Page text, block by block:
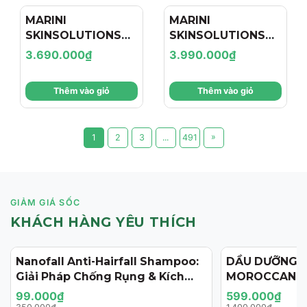
MARINI
SKINSOLUTIONS
Duality™ – Tinh
Chất Hỗ Trợ Giảm
Mụn Và Cải Thiện
Dấu Hiệu Lão Hóa
3.690.000₫
Thêm vào giỏ
MARINI
SKINSOLUTIONS
Transformation
Face Cream – Kem
Dưỡng Hỗ Trợ Tái
Tạo, Giảm Nếp
Nhăn Và Săn Chắc
Da
3.990.000₫
Thêm vào giỏ
1 2 3 ... 491 »
GIẢM GIÁ SỐC
KHÁCH HÀNG YÊU THÍCH
- 72%
Nanofall Anti-Hairfall Shampoo:
Giải Pháp Chống Rụng & Kích
Thích Mọc Tóc Chuẩn Y Khoa
99.000₫
- 57%
DẦU DƯỠNG
125ML
599.000₫